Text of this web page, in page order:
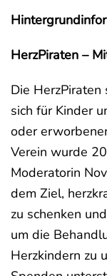
HerzPiraten –
Die
sich für Kinder
oder
Verein wurde
Moderatorin
dem Ziel,
zu schenken
um die
Herzkindern zu